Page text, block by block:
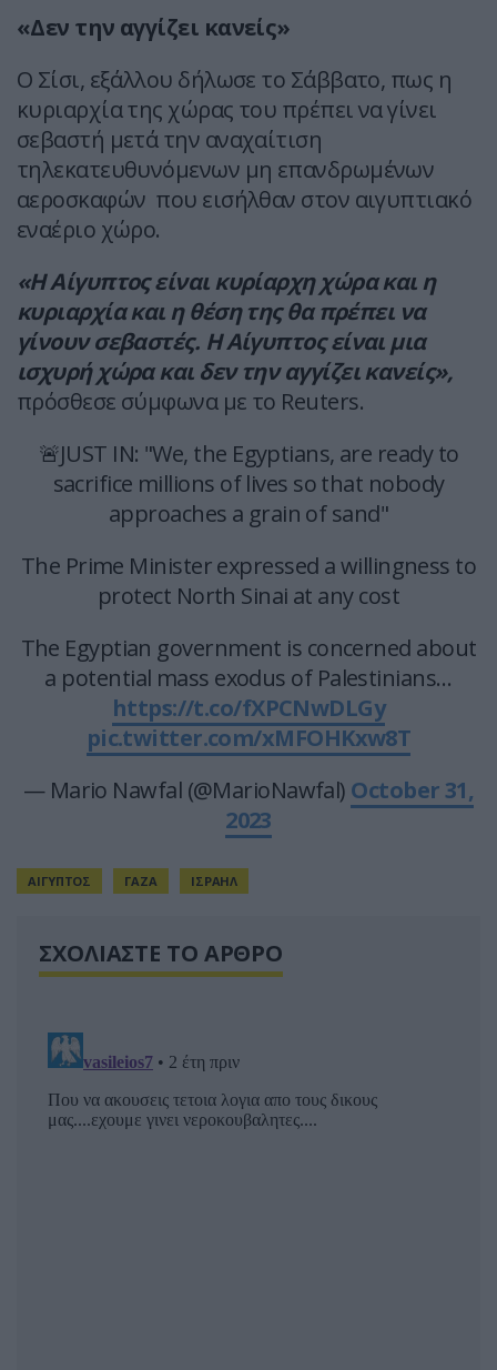
«Δεν την αγγίζει κανείς»
Ο Σίσι, εξάλλου δήλωσε το Σάββατο, πως η
κυριαρχία της χώρας του πρέπει να γίνει
σεβαστή μετά την αναχαίτιση
τηλεκατευθυνόμενων μη επανδρωμένων
αεροσκαφών που εισήλθαν στον αιγυπτιακό
εναέριο χώρο.
«Η Αίγυπτος είναι κυρίαρχη χώρα και η
κυριαρχία και η θέση της θα πρέπει να
γίνουν σεβαστές. Η Αίγυπτος είναι μια
ισχυρή χώρα και δεν την αγγίζει κανείς»,
πρόσθεσε σύμφωνα με το Reuters.
🚨JUST IN: "We, the Egyptians, are ready to
sacrifice millions of lives so that nobody
approaches a grain of sand"
The Prime Minister expressed a willingness to
protect North Sinai at any cost
The Egyptian government is concerned about
a potential mass exodus of Palestinians…
https://t.co/fXPCNwDLGy
pic.twitter.com/xMFOHKxw8T
— Mario Nawfal (@MarioNawfal) October 31,
2023
ΑΙΓΥΠΤΟΣ ΓΑΖΑ ΙΣΡΑΗΛ
ΣΧΟΛΙΑΣΤΕ ΤΟ ΑΡΘΡΟ